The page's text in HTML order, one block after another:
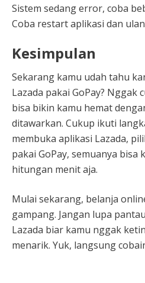
Sistem sedang error, coba
Coba restart aplikasi dan
Kesimpulan
Sekarang kamu udah tahu
Lazada pakai GoPay? Nggak
bisa bikin kamu hemat
ditawarkan. Cukup ikuti
membuka aplikasi Lazada,
pakai GoPay, semuanya bisa
hitungan menit aja.
Mulai sekarang, belanja
gampang. Jangan lupa
Lazada biar kamu nggak
menarik. Yuk, langsung